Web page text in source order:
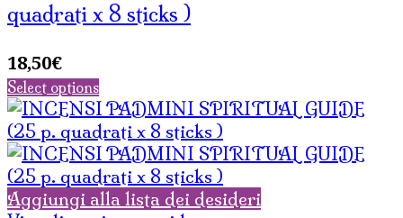
quadrati x 8 sticks )
18,50€
Select options
Aggiungi alla lista dei desideri